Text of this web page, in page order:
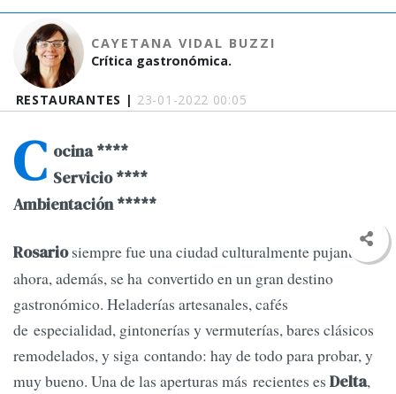
RESTAURANTES | 23-01-2022 00:05
CAYETANA VIDAL BUZZI
Crítica gastronómica.
C ocina ****
Servicio ****
Ambientación *****
Rosariosiempre fue una ciudad culturalmente pujante y
ahora, además, se ha convertido en un gran destino
gastronómico. Heladerías artesanales, cafés
de especialidad, gintonerías y vermuterías, bares clásicos
remodelados, y siga contando: hay de todo para probar, y
muy bueno. Una de las aperturas más recientes es Delta,